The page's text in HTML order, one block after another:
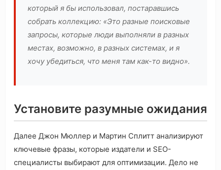
который я бы использовал, постаравшись
собрать коллекцию: «Это разные поисковые
запросы, которые люди выполняли в разных
местах, возможно, в разных системах, и я
хочу убедиться, что меня там как-то видно».
Установите разумные ожидания
Далее Джон Мюллер и Мартин Сплитт анализируют
ключевые фразы, которые издатели и SEO-
специалисты выбирают для оптимизации. Дело не